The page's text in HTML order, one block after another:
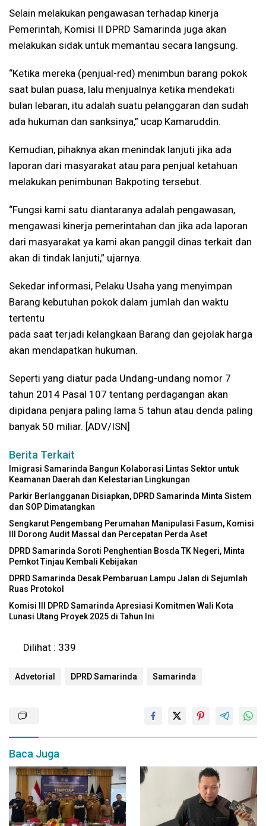
Selain melakukan pengawasan terhadap kinerja
Pemerintah, Komisi II DPRD Samarinda juga akan
melakukan sidak untuk memantau secara langsung.
“Ketika mereka (penjual-red) menimbun barang pokok
saat bulan puasa, lalu menjualnya ketika mendekati
bulan lebaran, itu adalah suatu pelanggaran dan sudah
ada hukuman dan sanksinya,” ucap Kamaruddin.
Kemudian, pihaknya akan menindak lanjuti jika ada
laporan dari masyarakat atau para penjual ketahuan
melakukan penimbunan Bakpoting tersebut.
“Fungsi kami satu diantaranya adalah pengawasan,
mengawasi kinerja pemerintahan dan jika ada laporan
dari masyarakat ya kami akan panggil dinas terkait dan
akan di tindak lanjuti,” ujarnya.
Sekedar informasi, Pelaku Usaha yang menyimpan
Barang kebutuhan pokok dalam jumlah dan waktu
tertentu
pada saat terjadi kelangkaan Barang dan gejolak harga
akan mendapatkan hukuman.
Seperti yang diatur pada Undang-undang nomor 7
tahun 2014 Pasal 107 tentang perdagangan akan
dipidana penjara paling lama 5 tahun atau denda paling
banyak 50 miliar. [ADV/ISN]
Berita Terkait
Imigrasi Samarinda Bangun Kolaborasi Lintas Sektor untuk
Keamanan Daerah dan Kelestarian Lingkungan
Parkir Berlangganan Disiapkan, DPRD Samarinda Minta Sistem
dan SOP Dimatangkan
Sengkarut Pengembang Perumahan Manipulasi Fasum, Komisi
III Dorong Audit Massal dan Percepatan Perda Aset
DPRD Samarinda Soroti Penghentian Bosda TK Negeri, Minta
Pemkot Tinjau Kembali Kebijakan
DPRD Samarinda Desak Pembaruan Lampu Jalan di Sejumlah
Ruas Protokol
Komisi III DPRD Samarinda Apresiasi Komitmen Wali Kota
Lunasi Utang Proyek 2025 di Tahun Ini
Dilihat : 339
Advetorial DPRD Samarinda Samarinda
Baca Juga